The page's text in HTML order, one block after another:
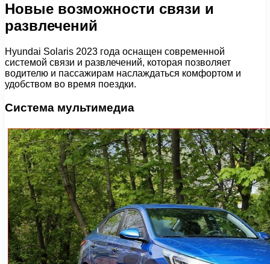
Новые возможности связи и
развлечений
Hyundai Solaris 2023 года оснащен современной
системой связи и развлечений, которая позволяет
водителю и пассажирам наслаждаться комфортом и
удобством во время поездки.
Система мультимедиа